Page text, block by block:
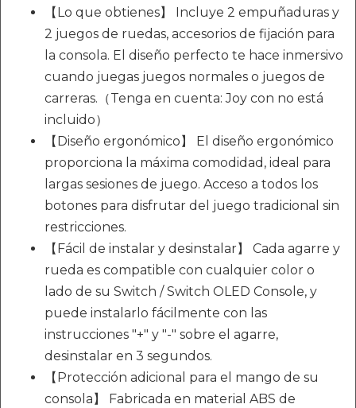
【Lo que obtienes】 Incluye 2 empuñaduras y
2 juegos de ruedas, accesorios de fijación para
la consola. El diseño perfecto te hace inmersivo
cuando juegas juegos normales o juegos de
carreras.（Tenga en cuenta: Joy con no está
incluido）
【Diseño ergonómico】 El diseño ergonómico
proporciona la máxima comodidad, ideal para
largas sesiones de juego. Acceso a todos los
botones para disfrutar del juego tradicional sin
restricciones.
【Fácil de instalar y desinstalar】 Cada agarre y
rueda es compatible con cualquier color o
lado de su Switch / Switch OLED Console, y
puede instalarlo fácilmente con las
instrucciones "+" y "-" sobre el agarre,
desinstalar en 3 segundos.
【Protección adicional para el mango de su
consola】 Fabricada en material ABS de